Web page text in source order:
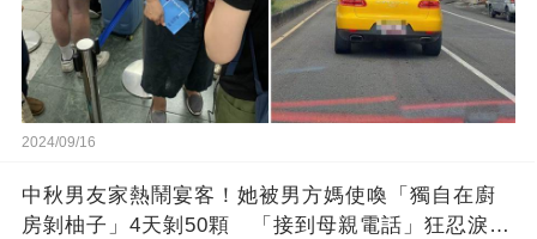
2024/09/16
中秋男友家熱鬧宴客！她被男方媽使喚「獨自在廚
房剝柚子」4天剝50顆 「接到母親電話」狂忍淚：